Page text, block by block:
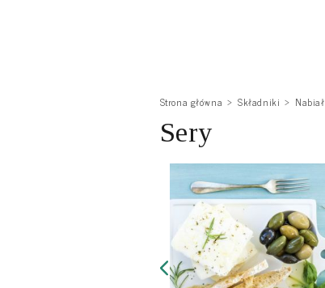
Strona główna Składniki Nabiał
Sery